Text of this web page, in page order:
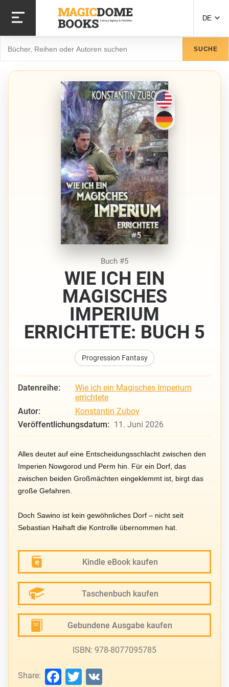
zum
Inhalt
DE
SUCHE
Buch #5
WIE ICH EIN
MAGISCHES
IMPERIUM
ERRICHTETE: BUCH 5
Progression Fantasy
Datenreihe:
Wie ich ein Magisches Imperium
errichtete
Autor:
Konstantin Zubov
Veröffentlichungsdatum: 11. Juni 2026
Alles deutet auf eine Entscheidungsschlacht zwischen den
Imperien Nowgorod und Perm hin. Für ein Dorf, das
zwischen beiden Großmächten eingeklemmt ist, birgt das
große Gefahren.
Doch Sawino ist kein gewöhnliches Dorf – nicht seit
Sebastian Haihaft die Kontrolle übernommen hat.
Kindle eBook kaufen
Taschenbuch kaufen
Gebundene Ausgabe kaufen
ISBN: 978-8077095785
Share: Facebook
Twitter